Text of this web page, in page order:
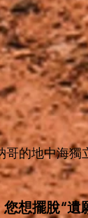
哥的地中海獨
想擺脫“遺